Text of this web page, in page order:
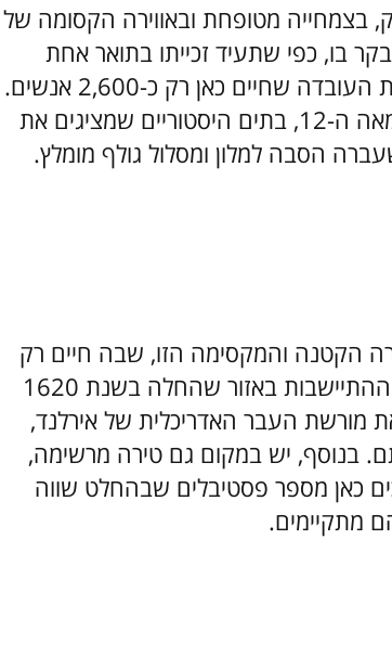
בצמחייה מטופחת ובאווירה הקסומה של
בו, כפי שתעיד זכייתו בתואר אחת
מהערים היפות ביותר במדינה, וכל זאת למרות העובדה שחיים כאן רק כ-2,600 אנשים.
באזור יש שרידים של מבנים עתיקים מימי המאה ה-12, בתים היסטוריים שמציגים את
הסבה למלון ומסלול גולף מומלץ.
הקטנה והמקסימה הזו, שבה חיים רק
כ-5,000 תושבים אשר ממשיכים את מסורת ההתיישבות באזור שהחלה בשנת 1620
מורשת העבר האדריכלית של אירלנד,
בנוסף, יש במקום גם טירה מרשימה,
מ-200 שנה, וכן נערכים כאן מספר פסטיבלים שבהחלט שווה
מתקיימים.